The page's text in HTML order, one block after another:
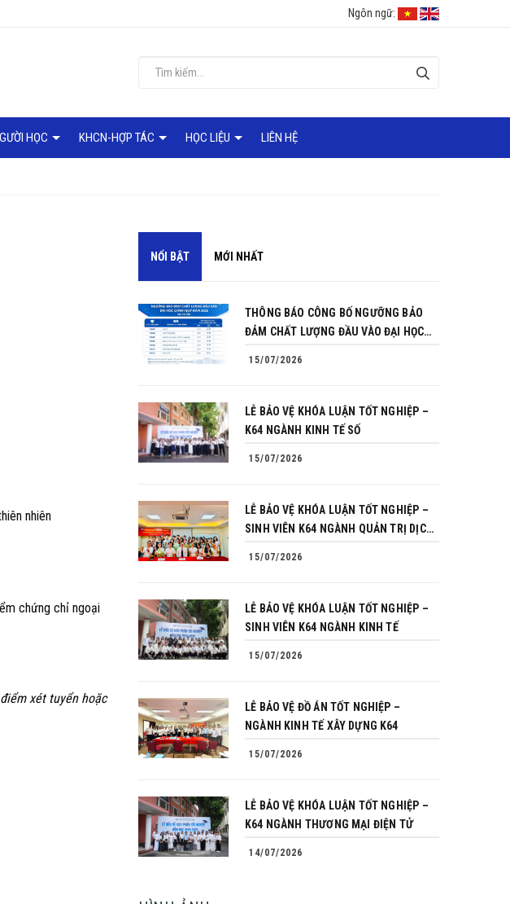
Ngôn ngữ:
HỌC KHCN-HỢP TÁC HỌC LIỆU LIÊN HỆ
nhiên
chứng chỉ ngoại
xét tuyển hoặc
NỔI BẬT MỚI NHẤT
THÔNG BÁO CÔNG BỐ NGƯỠNG BẢO
ĐẢM CHẤT LƯỢNG ĐẦU VÀO ĐẠI HỌC
15/07/2026
LỄ BẢO VỆ KHÓA LUẬN TỐT NGHIỆP –
K64 NGÀNH KINH TẾ SỐ
15/07/2026
LỄ BẢO VỆ KHÓA LUẬN TỐT NGHIỆP –
SINH VIÊN K64 NGÀNH QUẢN TRỊ DỊCH
15/07/2026
LỄ BẢO VỆ KHÓA LUẬN TỐT NGHIỆP –
SINH VIÊN K64 NGÀNH KINH TẾ
15/07/2026
LỄ BẢO VỆ ĐỒ ÁN TỐT NGHIỆP –
NGÀNH KINH TẾ XÂY DỰNG K64
15/07/2026
LỄ BẢO VỆ KHÓA LUẬN TỐT NGHIỆP –
K64 NGÀNH THƯƠNG MẠI ĐIỆN TỬ
14/07/2026